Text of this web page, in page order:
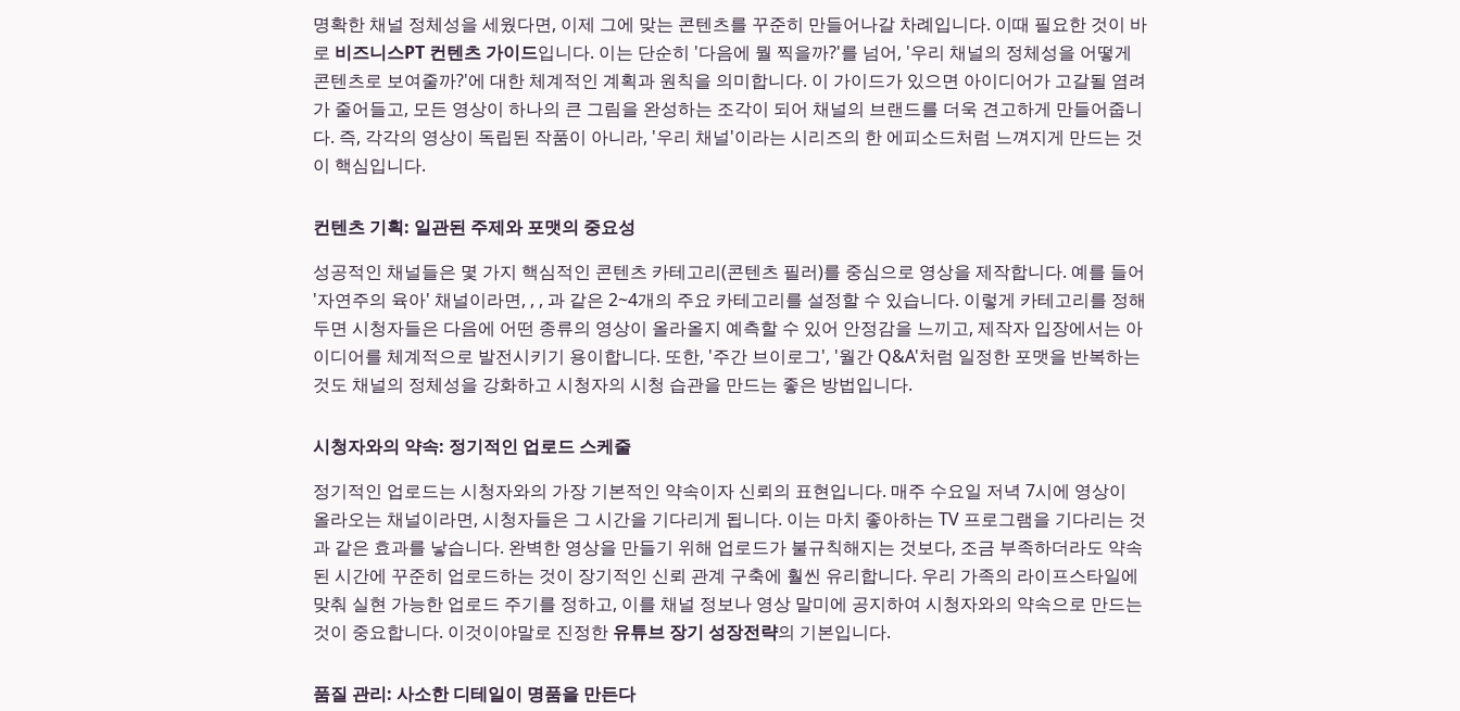
명확한 채널 정체성을 세웠다면, 이제 그에 맞는 콘텐츠를 꾸준히 만들어나갈 차례입니다. 이때 필요한 것이 바
로 비즈니스PT 컨텐츠 가이드입니다. 이는 단순히 '다음에 뭘 찍을까?'를 넘어, '우리 채널의 정체성을 어떻게
콘텐츠로 보여줄까?'에 대한 체계적인 계획과 원칙을 의미합니다. 이 가이드가 있으면 아이디어가 고갈될 염려
가 줄어들고, 모든 영상이 하나의 큰 그림을 완성하는 조각이 되어 채널의 브랜드를 더욱 견고하게 만들어줍니
다. 즉, 각각의 영상이 독립된 작품이 아니라, '우리 채널'이라는 시리즈의 한 에피소드처럼 느껴지게 만드는 것
이 핵심입니다.
컨텐츠 기획: 일관된 주제와 포맷의 중요성
성공적인 채널들은 몇 가지 핵심적인 콘텐츠 카테고리(콘텐츠 필러)를 중심으로 영상을 제작합니다. 예를 들어
'자연주의 육아' 채널이라면, , , 과 같은 2~4개의 주요 카테고리를 설정할 수 있습니다. 이렇게 카테고리를 정해
두면 시청자들은 다음에 어떤 종류의 영상이 올라올지 예측할 수 있어 안정감을 느끼고, 제작자 입장에서는 아
이디어를 체계적으로 발전시키기 용이합니다. 또한, '주간 브이로그', '월간 Q&A'처럼 일정한 포맷을 반복하는
것도 채널의 정체성을 강화하고 시청자의 시청 습관을 만드는 좋은 방법입니다.
시청자와의 약속: 정기적인 업로드 스케줄
정기적인 업로드는 시청자와의 가장 기본적인 약속이자 신뢰의 표현입니다. 매주 수요일 저녁 7시에 영상이
올라오는 채널이라면, 시청자들은 그 시간을 기다리게 됩니다. 이는 마치 좋아하는 TV 프로그램을 기다리는 것
과 같은 효과를 낳습니다. 완벽한 영상을 만들기 위해 업로드가 불규칙해지는 것보다, 조금 부족하더라도 약속
된 시간에 꾸준히 업로드하는 것이 장기적인 신뢰 관계 구축에 훨씬 유리합니다. 우리 가족의 라이프스타일에
맞춰 실현 가능한 업로드 주기를 정하고, 이를 채널 정보나 영상 말미에 공지하여 시청자와의 약속으로 만드는
것이 중요합니다. 이것이야말로 진정한 유튜브 장기 성장전략의 기본입니다.
품질 관리: 사소한 디테일이 명품을 만든다